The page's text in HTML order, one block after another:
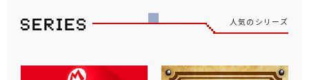
人気のシリーズ